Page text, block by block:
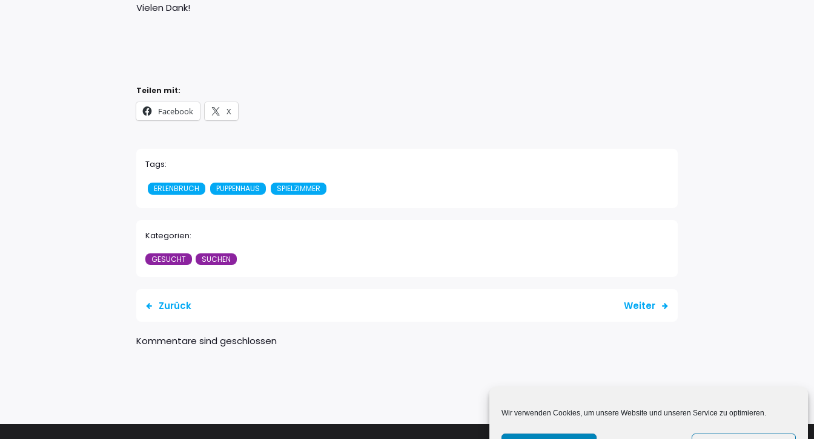
Wir verwenden Cookies, um unsere Website und unseren Service zu optimieren.
Vielen Dank!
Teilen mit:
Facebook X
Tags:
ERLENBRUCH PUPPENHAUS SPIELZIMMER
Kategorien:
GESUCHT SUCHEN
Zurück Weiter
Kommentare sind geschlossen